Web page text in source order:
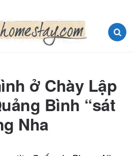
ở Chày Lập
Bình “sát
Nha